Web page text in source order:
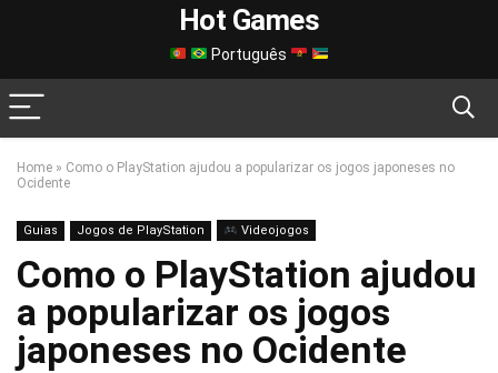
Hot Games
Português
Home » Como o PlayStation ajudou a popularizar os jogos japoneses no
Ocidente
Guias Jogos de PlayStation Videojogos
Como o PlayStation ajudou
a popularizar os jogos
japoneses no Ocidente